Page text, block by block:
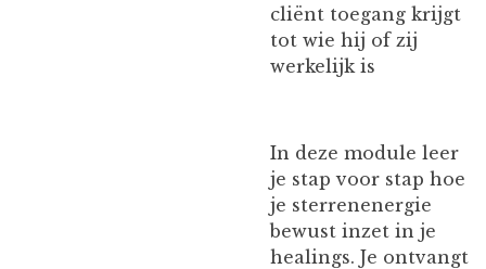
cliënt toegang krijgt
tot wie hij of zij
werkelijk is
In deze module leer
je stap voor stap hoe
je sterrenenergie
bewust inzet in je
healings. Je ontvangt